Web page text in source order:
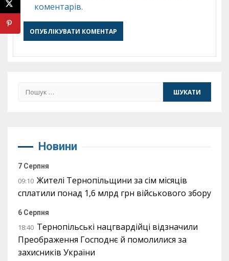
коментарів.
Пошук:
Новини
7 Серпня
09:10 Жителі Тернопільщини за сім місяців
сплатили понад 1,6 млрд грн військового збору
6 Серпня
18:40 Тернопільські нацгвардійці відзначили
Преображення Господнє й помолилися за
захисників України